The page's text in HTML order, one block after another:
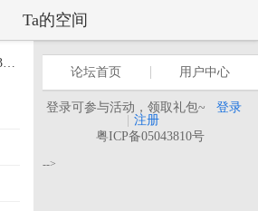
Ta的空间
论坛首页 用户中心
登录可参与活动，领取礼包~
登录
注册
粤ICP备05043810号
-->